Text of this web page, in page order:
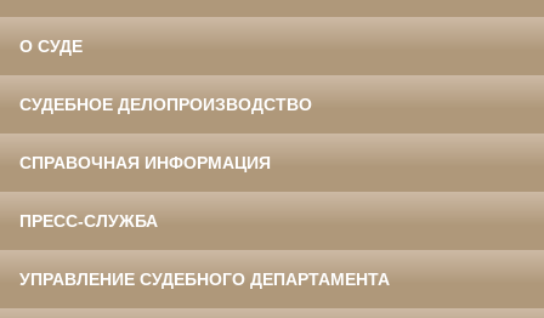
О СУДЕ
СУДЕБНОЕ ДЕЛОПРОИЗВОДСТВО
СПРАВОЧНАЯ ИНФОРМАЦИЯ
ПРЕСС-СЛУЖБА
УПРАВЛЕНИЕ СУДЕБНОГО ДЕПАРТАМЕНТА